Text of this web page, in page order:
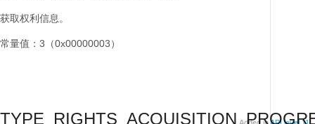
获取权利信息。
常量值：3（0x00000003）